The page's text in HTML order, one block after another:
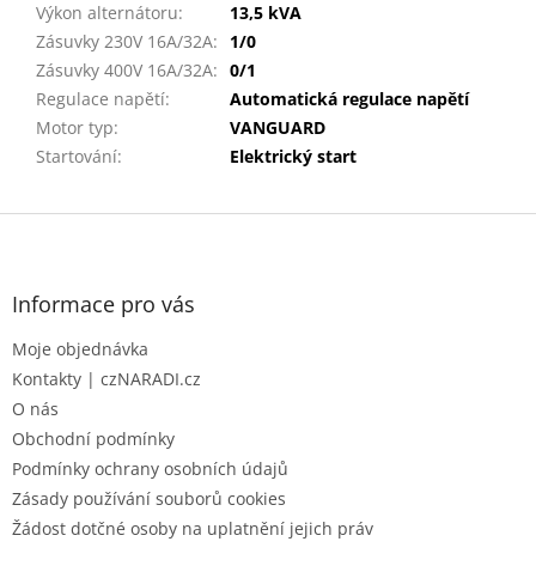
Výkon alternátoru:
13,5 kVA
Zásuvky 230V 16A/32A:
1/0
Zásuvky 400V 16A/32A: 0/1
Regulace napětí:
Automatická regulace napětí
Motor typ:
VANGUARD
Startování: Elektrický start
Z
Informace pro vás
Moje objednávka
Kontakty | czNARADI.cz
O nás
Obchodní podmínky
Podmínky ochrany osobních údajů
Zásady používání souborů cookies
Žádost dotčné osoby na uplatnění jejich práv